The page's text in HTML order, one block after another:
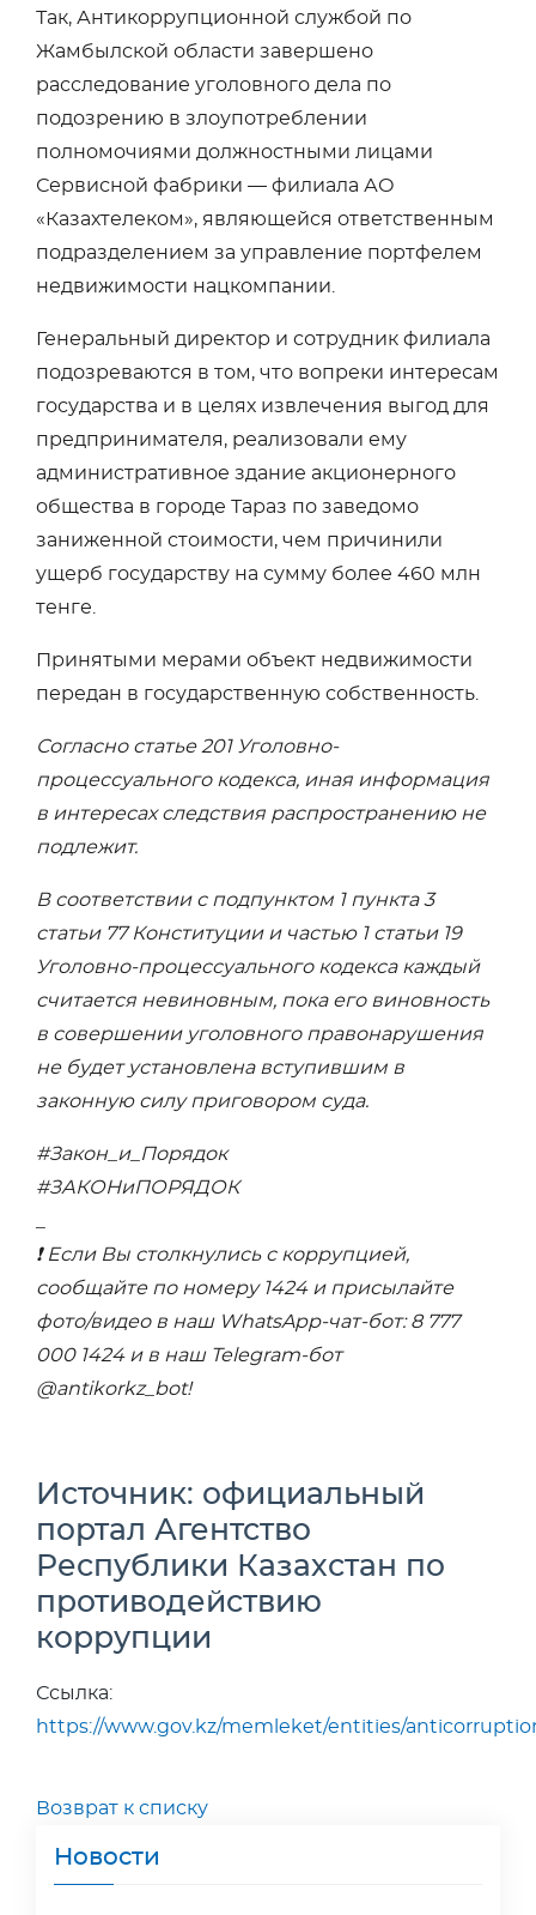
Новости
Так, Антикоррупционной службой по
Жамбылской области завершено
расследование уголовного дела по
подозрению в злоупотреблении
полномочиями должностными лицами
Сервисной фабрики — филиала АО
«Казахтелеком», являющейся ответственным
подразделением за управление портфелем
недвижимости нацкомпании.
Генеральный директор и сотрудник филиала
подозреваются в том, что вопреки интересам
государства и в целях извлечения выгод для
предпринимателя, реализовали ему
административное здание акционерного
общества в городе Тараз по заведомо
заниженной стоимости, чем причинили
ущерб государству на сумму более 460 млн
тенге.
Принятыми мерами объект недвижимости
передан в государственную собственность.
Согласно статье 201 Уголовно-
процессуального кодекса, иная информация
в интересах следствия распространению не
подлежит.
В соответствии с подпунктом 1 пункта 3
статьи 77 Конституции и частью 1 статьи 19
Уголовно-процессуального кодекса каждый
считается невиновным, пока его виновность
в совершении уголовного правонарушения
не будет установлена вступившим в
законную силу приговором суда.
#Закон_и_Порядок
#ЗАКОНиПОРЯДОК
❗️ Если Вы столкнулись с коррупцией,
сообщайте по номеру 1424 и присылайте
фото/видео в наш WhatsApp-чат-бот: 8 777
000 1424 и в наш Telegram-бот
@antikorkz_bot!
Источник: официальный
портал Агентство
Республики Казахстан по
противодействию
коррупции
Ссылка:
https://www.gov.kz/memleket/entities/
Возврат к списку